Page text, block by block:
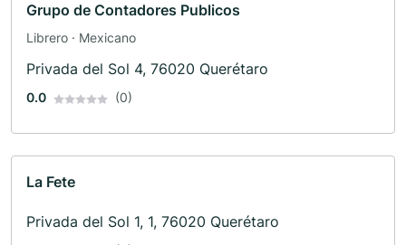
Grupo de Contadores Publicos
Librero · Mexicano
Privada del Sol 4, 76020 Querétaro
0.0 (0)
La Fete
Privada del Sol 1, 1, 76020 Querétaro